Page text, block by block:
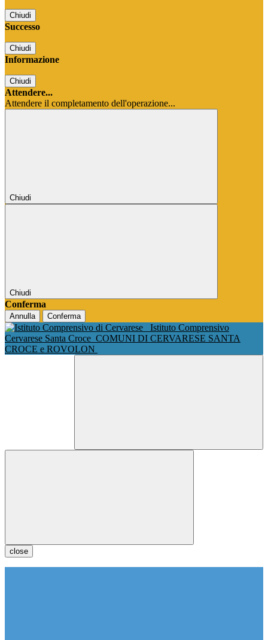
Chiudi
Successo
Chiudi
Informazione
Chiudi
Attendere...
Attendere il completamento dell'operazione...
Chiudi
Chiudi
Conferma
Annulla Conferma
Istituto Comprensivo
Cervarese Santa Croce COMUNI DI CERVARESE SANTA
CROCE e ROVOLON
close